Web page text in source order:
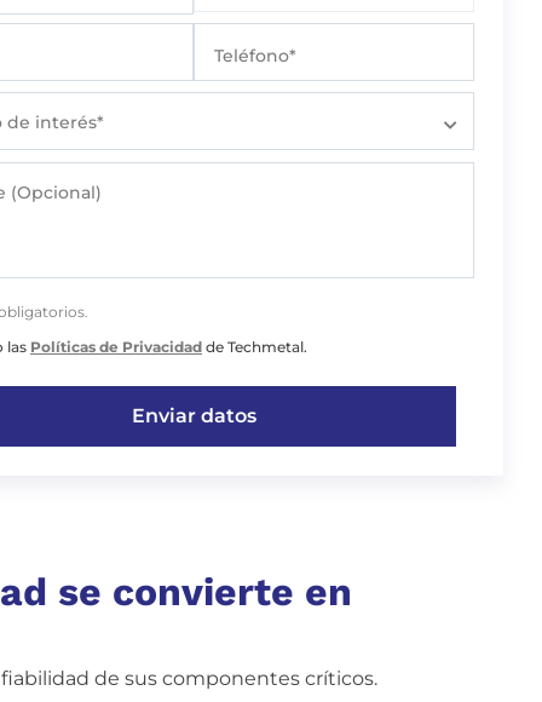
Teléfono*
de interés*
(Opcional)
las Políticas de Privacidad de Techmetal.
se convierte en
de sus componentes críticos.